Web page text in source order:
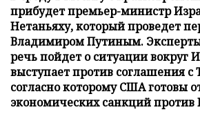
прибудет премьер-министр
Нетаньяху, который проведет
Владимиром Путиным.
речь пойдет о ситуации вокруг
выступает против соглашения с
согласно которому США готовы
экономических санкций против